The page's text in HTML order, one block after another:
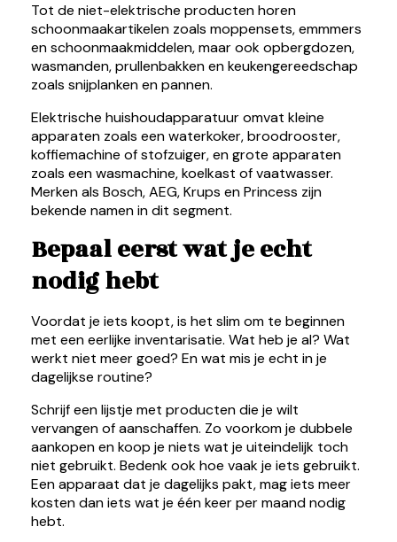
Tot de niet-elektrische producten horen
schoonmaakartikelen zoals moppensets, emmmers
en schoonmaakmiddelen, maar ook opbergdozen,
wasmanden, prullenbakken en keukengereedschap
zoals snijplanken en pannen.
Elektrische huishoudapparatuur omvat kleine
apparaten zoals een waterkoker, broodrooster,
koffiemachine of stofzuiger, en grote apparaten
zoals een wasmachine, koelkast of vaatwasser.
Merken als Bosch, AEG, Krups en Princess zijn
bekende namen in dit segment.
Bepaal eerst wat je echt
nodig hebt
Voordat je iets koopt, is het slim om te beginnen
met een eerlijke inventarisatie. Wat heb je al? Wat
werkt niet meer goed? En wat mis je echt in je
dagelijkse routine?
Schrijf een lijstje met producten die je wilt
vervangen of aanschaffen. Zo voorkom je dubbele
aankopen en koop je niets wat je uiteindelijk toch
niet gebruikt. Bedenk ook hoe vaak je iets gebruikt.
Een apparaat dat je dagelijks pakt, mag iets meer
kosten dan iets wat je één keer per maand nodig
hebt.